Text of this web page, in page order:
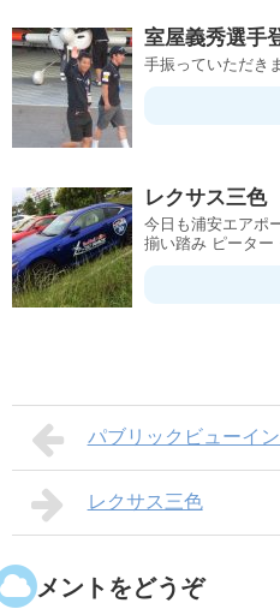
室屋義秀選手
手振っていただき
レクサス三色
今日も浦安エアポ
揃い踏み ピーター
パブリックビューイ
レクサス三色
コメントをどうぞ